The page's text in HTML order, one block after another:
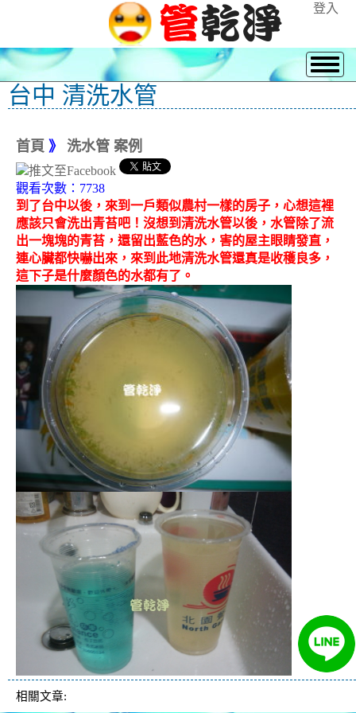
登入
台中 清洗水管
首頁 》 洗水管 案例
觀看次數：7738
到了台中以後，來到一戶類似農村一樣的房子，心想這裡
應該只會洗出青苔吧！沒想到清洗水管以後，水管除了流
出一塊塊的青苔，還留出藍色的水，害的屋主眼睛發直，
連心臟都快嚇出來，來到此地清洗水管還真是收穫良多，
這下子是什麼顏色的水都有了。
相關文章: